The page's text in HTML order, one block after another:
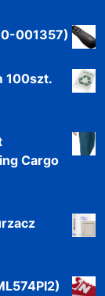
001357)
100szt.
Cargo